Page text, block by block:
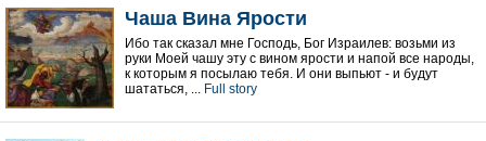
Чаша Вина Ярости
Ибо так сказал мне Господь, Бог Израилев: возьми из
руки Моей чашу эту с вином ярости и напой все народы,
к которым я посылаю тебя. И они выпьют - и будут
шататься, ... Full story